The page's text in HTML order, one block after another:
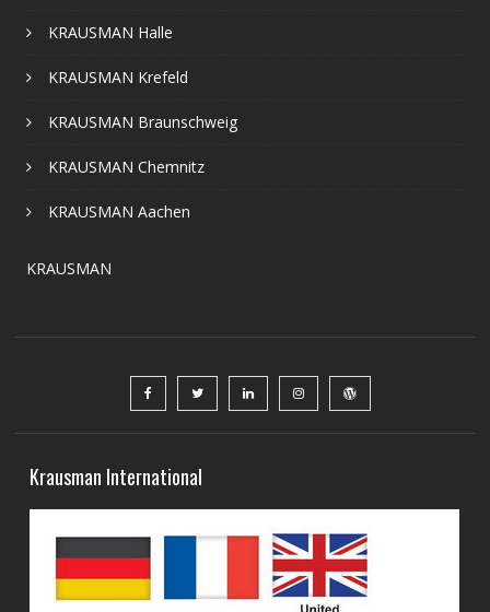
KRAUSMAN Halle
KRAUSMAN Krefeld
KRAUSMAN Braunschweig
KRAUSMAN Chemnitz
KRAUSMAN Aachen
KRAUSMAN
Krausman International